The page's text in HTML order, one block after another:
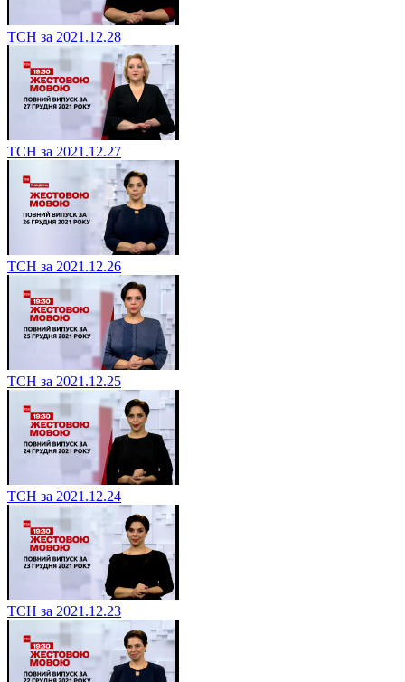
ТСН за 2021.12.28
ТСН за 2021.12.27
ТСН за 2021.12.26
ТСН за 2021.12.25
ТСН за 2021.12.24
ТСН за 2021.12.23